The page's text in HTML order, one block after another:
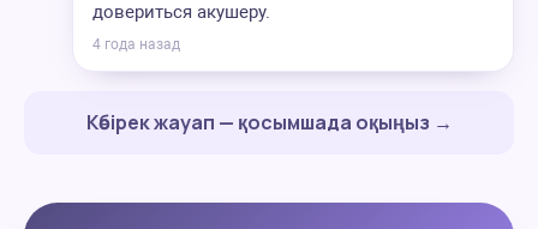
довериться акушеру.
4 года назад
Көбірек жауап — қосымшада оқыңыз →